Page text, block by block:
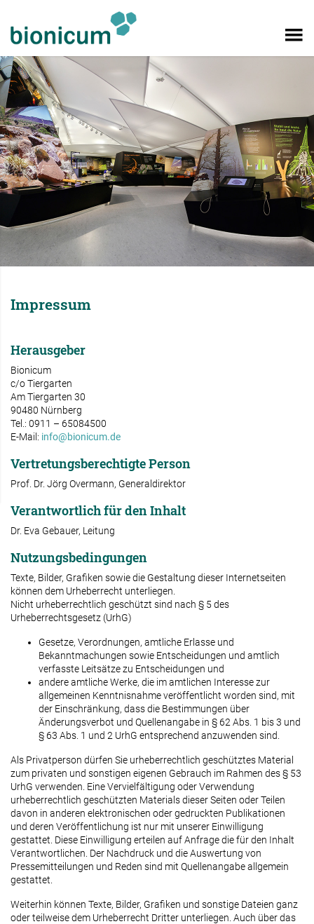
Impressum
Herausgeber
Bionicum
c/o Tiergarten
Am Tiergarten 30
90480 Nürnberg
Tel.: 0911 – 65084500
E-Mail: info@bionicum.de
Vertretungsberechtigte Person
Prof. Dr. Jörg Overmann, Generaldirektor
Verantwortlich für den Inhalt
Dr. Eva Gebauer, Leitung
Nutzungsbedingungen
Texte, Bilder, Grafiken sowie die Gestaltung dieser Internetseiten
können dem Urheberrecht unterliegen.
Nicht urheberrechtlich geschützt sind nach § 5 des
Urheberrechtsgesetz (UrhG)
Gesetze, Verordnungen, amtliche Erlasse und
Bekanntmachungen sowie Entscheidungen und amtlich
verfasste Leitsätze zu Entscheidungen und
andere amtliche Werke, die im amtlichen Interesse zur
allgemeinen Kenntnisnahme veröffentlicht worden sind, mit
der Einschränkung, dass die Bestimmungen über
Änderungsverbot und Quellenangabe in § 62 Abs. 1 bis 3 und
§ 63 Abs. 1 und 2 UrhG entsprechend anzuwenden sind.
Als Privatperson dürfen Sie urheberrechtlich geschütztes Material
zum privaten und sonstigen eigenen Gebrauch im Rahmen des § 53
UrhG verwenden. Eine Vervielfältigung oder Verwendung
urheberrechtlich geschützten Materials dieser Seiten oder Teilen
davon in anderen elektronischen oder gedruckten Publikationen
und deren Veröffentlichung ist nur mit unserer Einwilligung
gestattet. Diese Einwilligung erteilen auf Anfrage die für den Inhalt
Verantwortlichen. Der Nachdruck und die Auswertung von
Pressemitteilungen und Reden sind mit Quellenangabe allgemein
gestattet.
Weiterhin können Texte, Bilder, Grafiken und sonstige Dateien ganz
oder teilweise dem Urheberrecht Dritter unterliegen. Auch über das